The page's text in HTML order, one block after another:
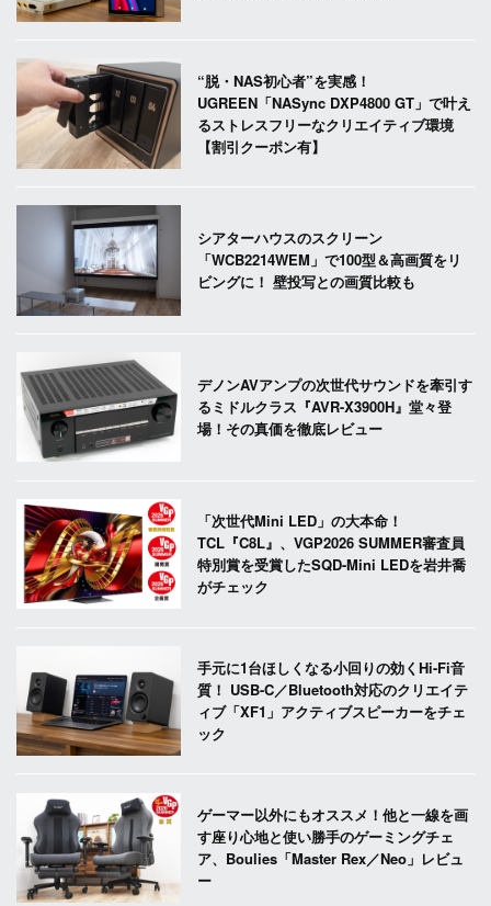
“脱・NAS初心者”を実感！
UGREEN「NASync DXP4800 GT」で叶え
るストレスフリーなクリエイティブ環境
【割引クーポン有】
シアターハウスのスクリーン
「WCB2214WEM」で100型＆高画質をリ
ビングに！ 壁投写との画質比較も
デノンAVアンプの次世代サウンドを牽引す
るミドルクラス『AVR-X3900H』堂々登
場！その真価を徹底レビュー
「次世代Mini LED」の大本命！
TCL『C8L』、VGP2026 SUMMER審査員
特別賞を受賞したSQD-Mini LEDを岩井喬
がチェック
手元に1台ほしくなる小回りの効くHi-Fi音
質！ USB-C／Bluetooth対応のクリエイテ
ィブ「XF1」アクティブスピーカーをチェ
ック
ゲーマー以外にもオススメ！他と一線を画
す座り心地と使い勝手のゲーミングチェ
ア、Boulies「Master Rex／Neo」レビュ
ー